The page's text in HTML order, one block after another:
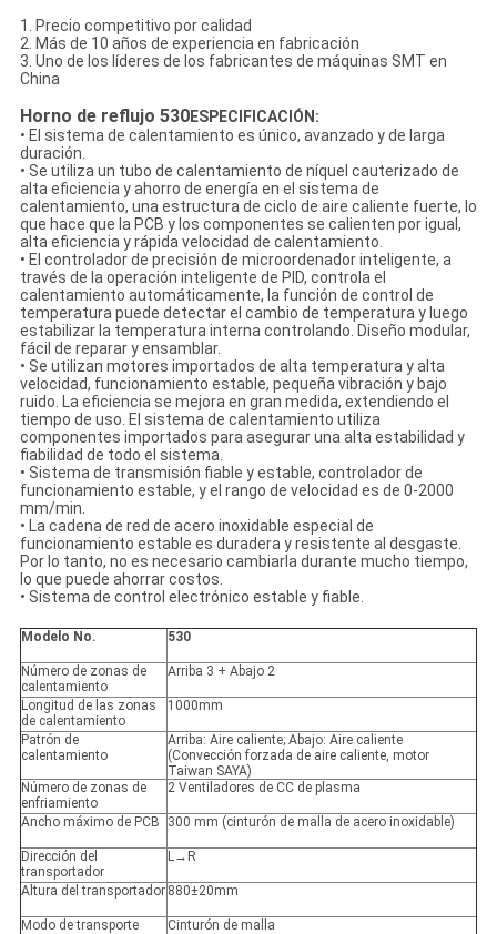
1. Precio competitivo por calidad
2. Más de 10 años de experiencia en fabricación
3. Uno de los líderes de los fabricantes de máquinas SMT en
China
Horno de reflujo 530ESPECIFICACIÓN:
• El sistema de calentamiento es único, avanzado y de larga
duración.
• Se utiliza un tubo de calentamiento de níquel cauterizado de
alta eficiencia y ahorro de energía en el sistema de
calentamiento, una estructura de ciclo de aire caliente fuerte, lo
que hace que la PCB y los componentes se calienten por igual,
alta eficiencia y rápida velocidad de calentamiento.
• El controlador de precisión de microordenador inteligente, a
través de la operación inteligente de PID, controla el
calentamiento automáticamente, la función de control de
temperatura puede detectar el cambio de temperatura y luego
estabilizar la temperatura interna controlando. Diseño modular,
fácil de reparar y ensamblar.
• Se utilizan motores importados de alta temperatura y alta
velocidad, funcionamiento estable, pequeña vibración y bajo
ruido. La eficiencia se mejora en gran medida, extendiendo el
tiempo de uso. El sistema de calentamiento utiliza
componentes importados para asegurar una alta estabilidad y
fiabilidad de todo el sistema.
• Sistema de transmisión fiable y estable, controlador de
funcionamiento estable, y el rango de velocidad es de 0-2000
mm/min.
• La cadena de red de acero inoxidable especial de
funcionamiento estable es duradera y resistente al desgaste.
Por lo tanto, no es necesario cambiarla durante mucho tiempo,
lo que puede ahorrar costos.
• Sistema de control electrónico estable y fiable.
Modelo No. 530
Número de zonas de
calentamiento
Arriba 3 + Abajo 2
Longitud de las zonas
de calentamiento
1000mm
Patrón de
calentamiento
Arriba: Aire caliente; Abajo: Aire caliente
(Convección forzada de aire caliente, motor
Taiwan SAYA)
Número de zonas de
enfriamiento
2 Ventiladores de CC de plasma
Ancho máximo de PCB 300 mm (cinturón de malla de acero inoxidable)
Dirección del
transportador
L→R
Altura del transportador 880±20mm
Modo de transporte Cinturón de malla